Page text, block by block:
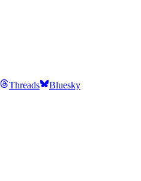
Threads Bluesky